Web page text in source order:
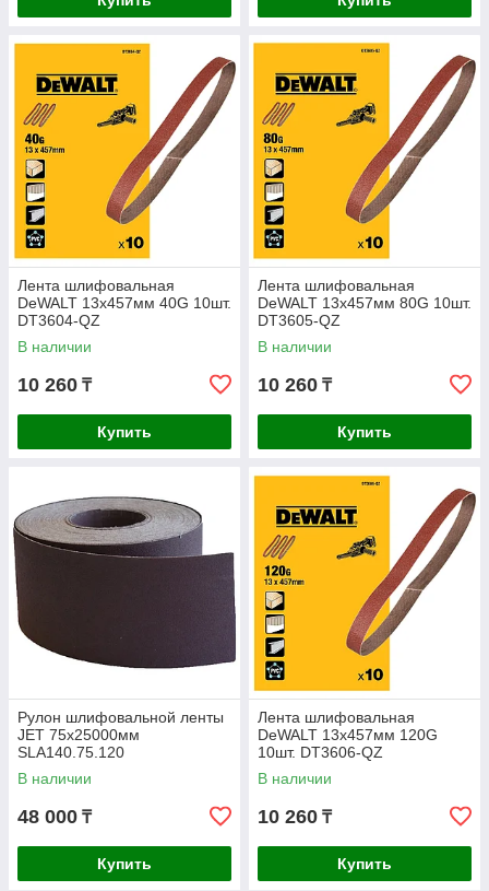
Лента шлифовальная
DeWALT 13х457мм 40G 10шт.
DT3604-QZ
В наличии
10 260 ₸
Купить
Лента шлифовальная
DeWALT 13х457мм 80G 10шт.
DT3605-QZ
В наличии
10 260 ₸
Купить
Рулон шлифовальной ленты
JET 75х25000мм
SLA140.75.120
В наличии
48 000 ₸
Купить
Лента шлифовальная
DeWALT 13х457мм 120G
10шт. DT3606-QZ
В наличии
10 260 ₸
Купить